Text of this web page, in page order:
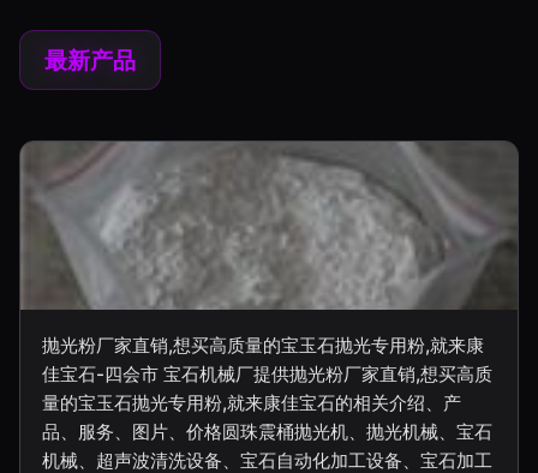
最新产品
抛光粉厂家直销,想买高质量的宝玉石抛光专用粉,就来康
佳宝石-四会市 宝石机械厂提供抛光粉厂家直销,想买高质
量的宝玉石抛光专用粉,就来康佳宝石的相关介绍、产
品、服务、图片、价格圆珠震桶抛光机、抛光机械、宝石
机械、超声波清洗设备、宝石自动化加工设备、宝石加工